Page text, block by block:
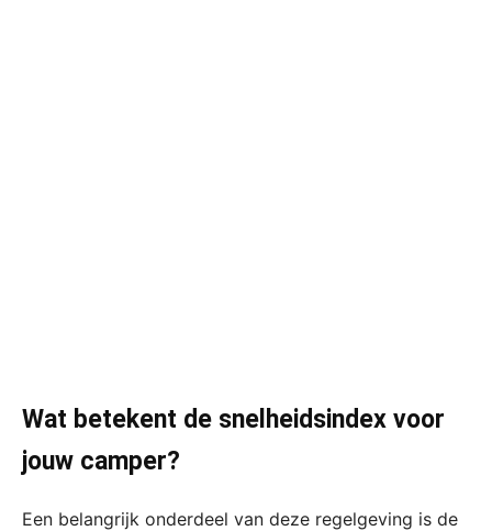
Wat betekent de snelheidsindex voor
jouw camper?
Een belangrijk onderdeel van deze regelgeving is de